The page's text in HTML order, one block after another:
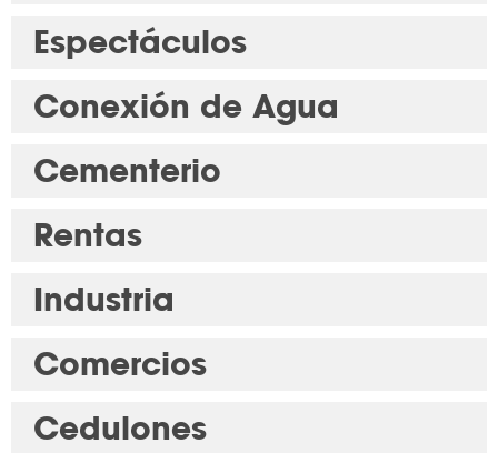
Espectáculos
Conexión de Agua
Cementerio
Rentas
Industria
Comercios
Cedulones